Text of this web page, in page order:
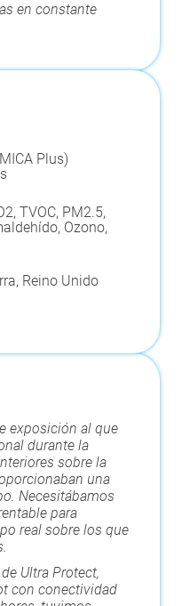
en constante
MICA Plus)
TVOC, PM2.5,
Ozono,
Reino Unido
exposición al que
durante la
sobre la
una
Necesitábamos
para
real sobre los que
Ultra Protect,
con conectividad